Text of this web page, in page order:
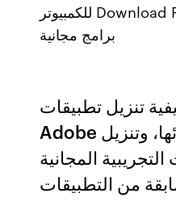
للكمبيوتر Download Fx-Calc 2019 - تحميل
برامج مجانية
تنزيل تطبيقات
Adobe التي قمت بشرائها، وتنزيل
المجانية